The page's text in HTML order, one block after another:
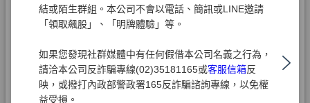
結或陌生群組。本公司不會以電話、簡訊或LINE邀請
「領取飆股」、「明牌體驗」等。
如果您發現社群媒體中有任何假借本公司名義之行為，
請洽本公司反詐騙專線(02)35181165或客服信箱反
映，或撥打內政部警政署165反詐騙諮詢專線，以免權
益受損。